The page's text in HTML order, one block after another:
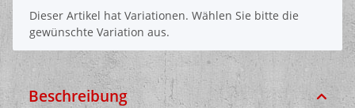
x
Dieser Artikel hat Variationen. Wählen Sie bitte die
gewünschte Variation aus.
Beschreibung